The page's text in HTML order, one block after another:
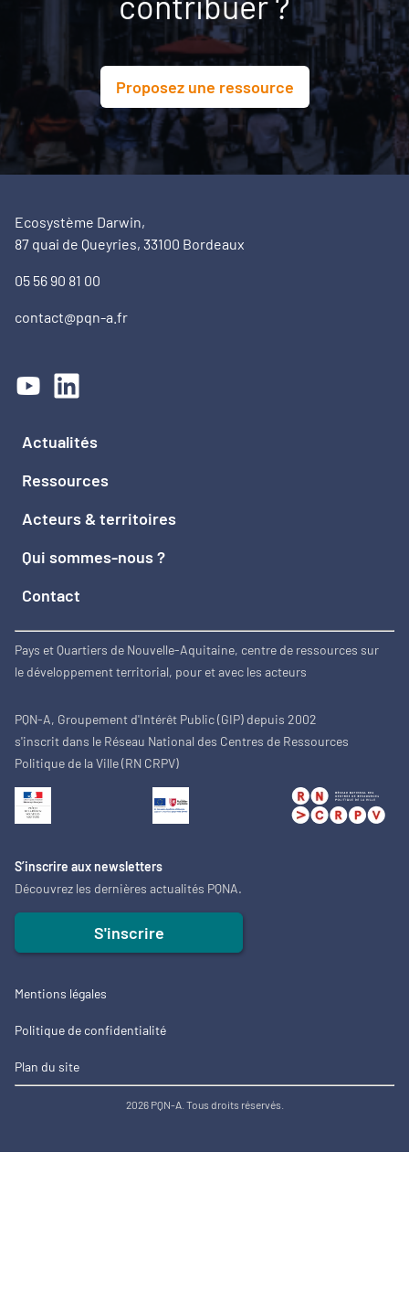
Proposez une ressource
Ecosystème Darwin,
87 quai de Queyries, 33100 Bordeaux
05 56 90 81 00
contact@pqn-a.fr
Actualités
Ressources
Acteurs & territoires
Qui sommes-nous ?
Contact
Pays et Quartiers de Nouvelle-Aquitaine, centre de ressources sur
le développement territorial, pour et avec les acteurs
PQN-A, Groupement d'Intérêt Public (GIP) depuis 2002
s'inscrit dans le Réseau National des Centres de Ressources
Politique de la Ville (RN CRPV)
S’inscrire aux newsletters
Découvrez les dernières actualités PQNA.
S'inscrire
Mentions légales
Politique de confidentialité
Plan du site
2026 PQN-A. Tous droits réservés.